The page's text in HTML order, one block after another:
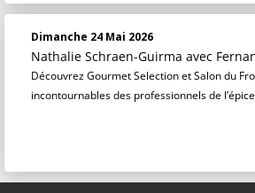
Dimanche 24 Mai 2026
Nathalie Schraen-Guirma avec
Découvrez Gourmet Selection et Salon du
incontournables des professionnels de